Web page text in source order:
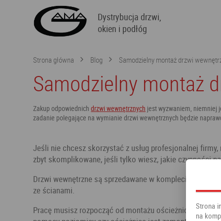
Dystrybucja drzwi,
okien i podłóg
Strona główna Blog Samodzielny montaż drzwi
Samodzielny montaż
Zakup odpowiednichdrzwi wewnętrznych jest wyzwaniem, niemniej
zadanie polegające na wymianie drzwi wewnętrznych będzie
Jeśli nie chcesz skorzystać z usług profesjonalnej
zbyt skomplikowane, jeśli tylko wiesz, jakie czynności
Drzwi wewnętrzne są sprzedawane w komplecie z
ze ścianami.
Pracę musisz rozpocząć od montażu ościeżnic. W tym
Strona
na